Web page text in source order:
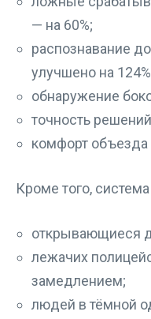
— на 60%;
распознавание
улучшено на
обнаружение
точность
комфорт объезда
Кроме того,
открывающиеся
лежачих
замедлением;
людей в тёмной